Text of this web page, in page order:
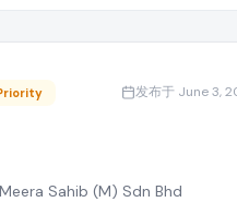
口商均可提交最优 FOB 或
输条款的批发报价。点击"
发布于 June 3,
Sahib (M) Sdn Bhd